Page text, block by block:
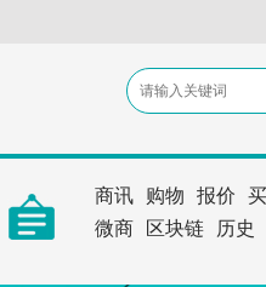
商讯 购物 报价
微商
区块链 历史